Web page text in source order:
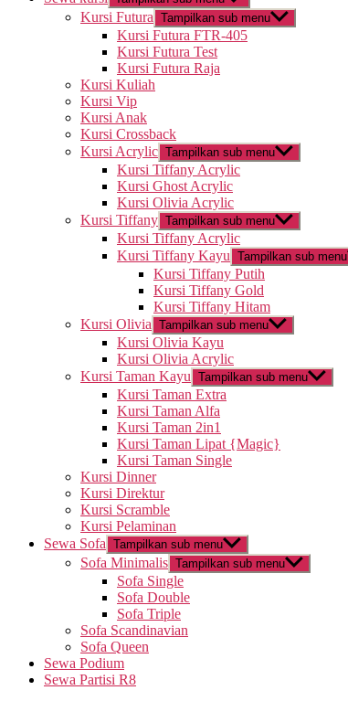
Kursi Futura Tampilkan sub menu
Kursi Futura FTR-405
Kursi Futura Test
Kursi Futura Raja
Kursi Kuliah
Kursi Vip
Kursi Anak
Kursi Crossback
Kursi Acrylic Tampilkan sub menu
Kursi Tiffany Acrylic
Kursi Ghost Acrylic
Kursi Olivia Acrylic
Kursi Tiffany Tampilkan sub menu
Kursi Tiffany Acrylic
Kursi Tiffany Kayu Tampilkan sub menu
Kursi Tiffany Putih
Kursi Tiffany Gold
Kursi Tiffany Hitam
Kursi Olivia Tampilkan sub menu
Kursi Olivia Kayu
Kursi Olivia Acrylic
Kursi Taman Kayu Tampilkan sub menu
Kursi Taman Extra
Kursi Taman Alfa
Kursi Taman 2in1
Kursi Taman Lipat {Magic}
Kursi Taman Single
Kursi Dinner
Kursi Direktur
Kursi Scramble
Kursi Pelaminan
Sewa Sofa Tampilkan sub menu
Sofa Minimalis Tampilkan sub menu
Sofa Single
Sofa Double
Sofa Triple
Sofa Scandinavian
Sofa Queen
Sewa Podium
Sewa Partisi R8